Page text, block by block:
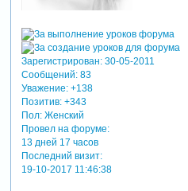
Зарегистрирован: 30-05-2011
Сообщений:83
Уважение: +138
Позитив: +343
Пол:Женский
Провел на форуме:
13 дней 17 часов
Последний визит:
19-10-2017 11:46:38